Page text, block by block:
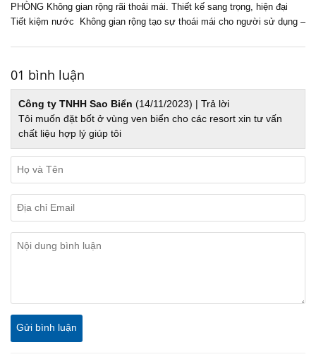
PHÒNG Không gian rộng rãi thoải mái. Thiết kế sang trọng, hiện đại
Tiết kiệm nước Không gian rộng tạo sự thoái mái cho người sử dụng –
01 bình luận
Công ty TNHH Sao Biển (14/11/2023) | Trả lời
Tôi muốn đặt bốt ở vùng ven biển cho các resort xin tư vấn
chất liệu hợp lý giúp tôi